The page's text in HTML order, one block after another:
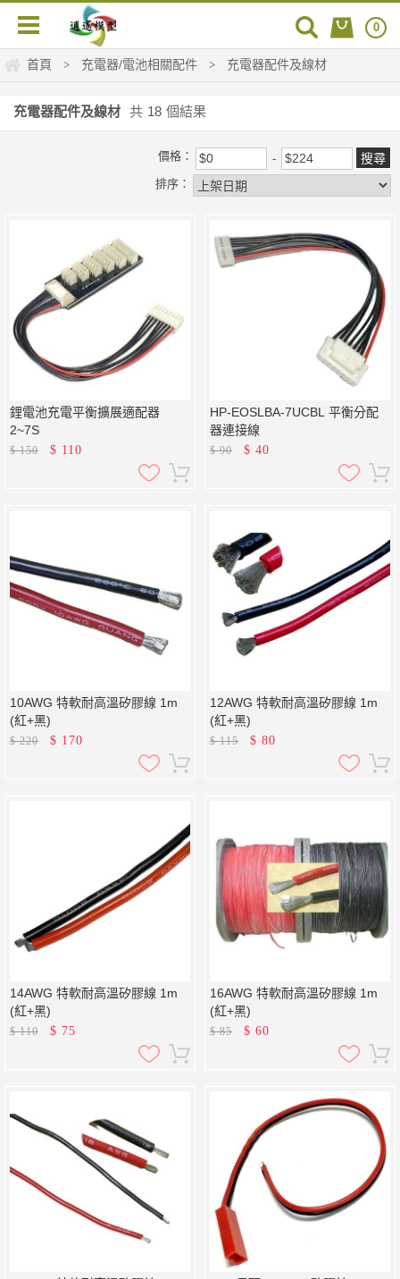
0
首頁 > 充電器/電池相關配件 > 充電器配件及線材
充電器配件及線材 共 18 個結果
價格：
排序：
鋰電池充電平衡擴展適配器
2~7S
$150 $ 110
HP-EOSLBA-7UCBL 平衡分配
器連接線
$90 $ 40
10AWG 特軟耐高溫矽膠線 1m
(紅+黑)
$220 $ 170
12AWG 特軟耐高溫矽膠線 1m
(紅+黑)
$115 $ 80
14AWG 特軟耐高溫矽膠線 1m
(紅+黑)
$110 $ 75
16AWG 特軟耐高溫矽膠線 1m
(紅+黑)
$85 $ 60